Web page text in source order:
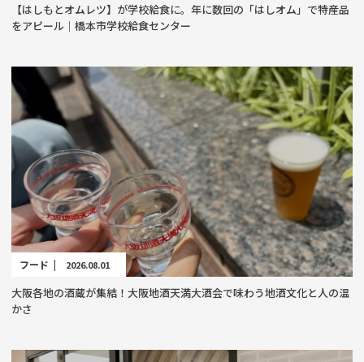
【はしもとオムレツ】が学校給食に。年に数回の「はしオム」で特産品
をアピール｜橋本市学校給食センター
フード | 2026.08.01
大阪各地の酒蔵が集結！大阪地酒天満大酒会で味わう地酒文化と人の温
かさ